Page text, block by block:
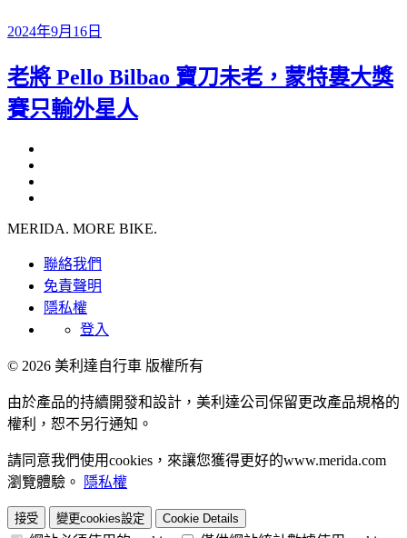
2024年9月16日
老將 Pello Bilbao 寶刀未老，蒙特婁大獎
賽只輸外星人
MERIDA. MORE BIKE.
聯絡我們
免責聲明
隱私權
登入
© 2026 美利達自行車 版權所有
由於產品的持續開發和設計，美利達公司保留更改產品規格的
權利，恕不另行通知。
請同意我們使用cookies，來讓您獲得更好的www.merida.com
瀏覽體驗。
隱私權
接受 變更cookies設定 Cookie Details